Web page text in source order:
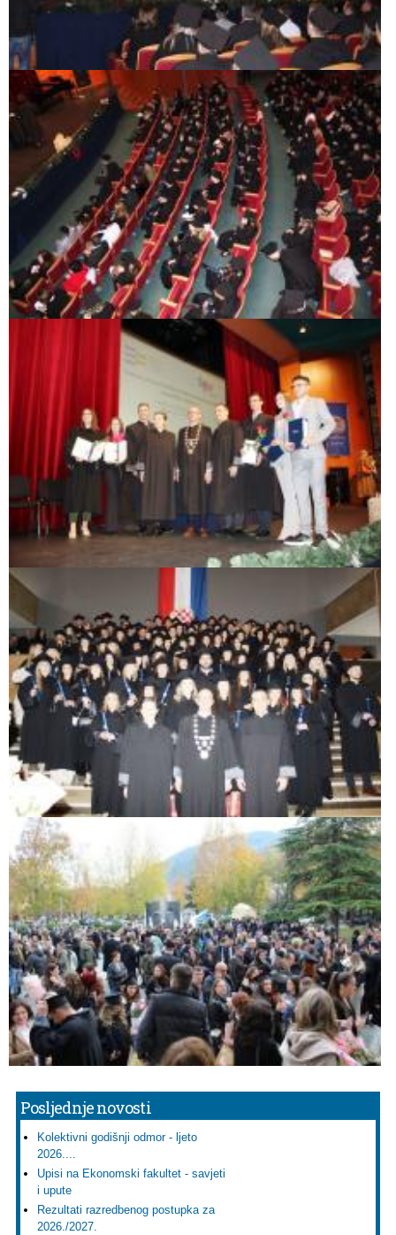
Posljednje novosti
Kolektivni godišnji odmor - ljeto
2026....
Upisi na Ekonomski fakultet - savjeti
i upute
Rezultati razredbenog postupka za
2026./2027.